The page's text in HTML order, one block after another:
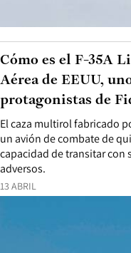
13 ABRIL
El caza multirol fabricado
un avión de combate de
capacidad de transitar con
adversos.
Cómo es el F-35A
Aérea de EEUU,
protagonistas de